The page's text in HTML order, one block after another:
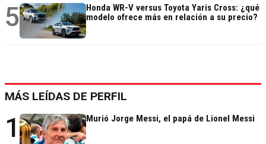
5
Honda WR-V versus Toyota Yaris Cross: ¿qué
modelo ofrece más en relación a su precio?
MÁS LEÍDAS DE PERFIL
1 Murió Jorge Messi, el papá de Lionel Messi